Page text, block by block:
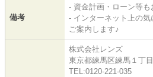
備考
- 資金計画・ローン等
- インターネット上の
ご案内します♪
株式会社レンズ
東京都練馬区練馬１丁
TEL:0120-221-035